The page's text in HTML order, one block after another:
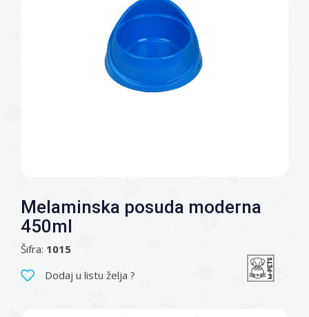
Melaminska posuda moderna
450ml
Šifra: 1015
Dodaj u listu želja ?